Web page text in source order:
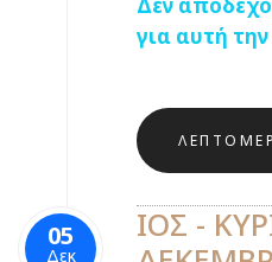
για αυτή
05
Δεκ
ΙΟΣ -